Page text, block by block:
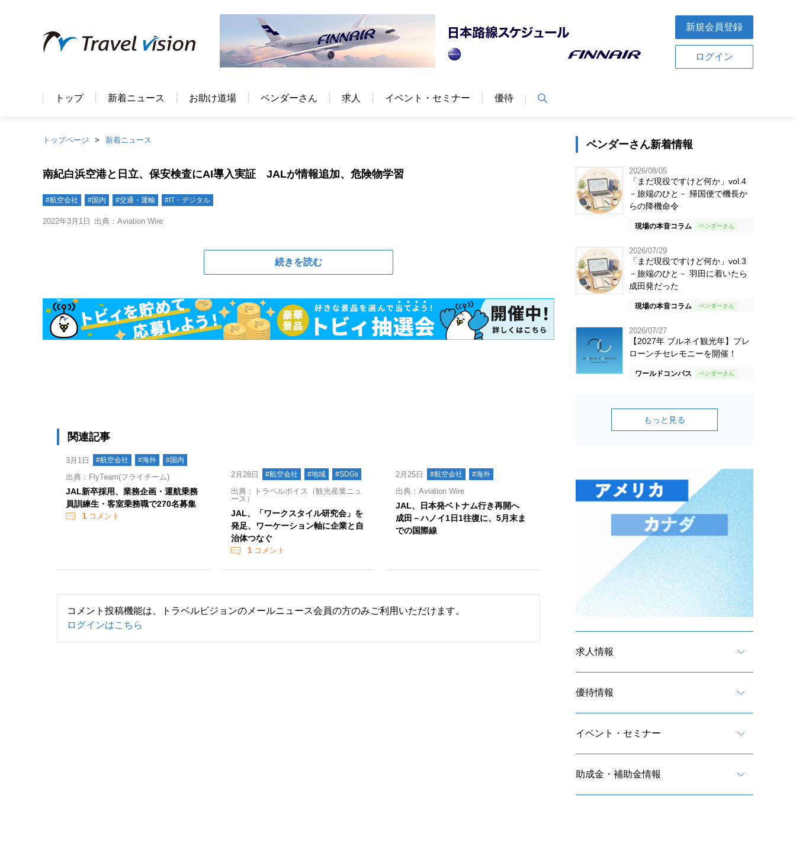
新規会員登録
ログイン
トップ 新着ニュース お助け道場 ベンダーさん 求人 イベント・セミナー 優待
トップページ 新着ニュース
南紀白浜空港と日立、保安検査にAI導入実証 JALが情報追加、危険物学習
#航空会社 #国内 #交通・運輸 #IT・デジタル
2022年3月1日 出典：Aviation Wire
続きを読む
関連記事
3月1日 #航空会社 #海外 #国内
出典：FlyTeam(フライチーム)
JAL新卒採用、業務企画・運航乗務
員訓練生・客室乗務職で270名募集
1 コメント
2月28日 #航空会社 #地域 #SDGs
出典：トラベルボイス（観光産業ニュ
ース）
JAL、「ワークスタイル研究会」を
発足、ワーケーション軸に企業と自
治体つなぐ
1コメント
2月25日 #航空会社 #海外
出典：Aviation Wire
JAL、日本発ベトナム行き再開へ
成田－ハノイ1日1往復に、5月末ま
での国際線
コメント投稿機能は、トラベルビジョンのメールニュース会員の方のみご利用いただけます。
ログインはこちら
ベンダーさん新着情報
2026/08/05
「まだ現役ですけど何か」vol.4
－旅端のひと－ 帰国便で機長か
らの降機命令
現場の本音コラム
2026/07/29
「まだ現役ですけど何か」vol.3
－旅端のひと－ 羽田に着いたら
成田発だった
現場の本音コラム
2026/07/27
【2027年 ブルネイ観光年】プレ
ローンチセレモニーを開催！
ワールドコンパス
もっと見る
求人情報
優待情報
イベント・セミナー
助成金・補助金情報